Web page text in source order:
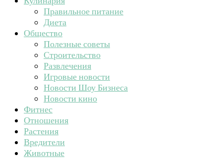
Правильное питание
Диета
Общество
Полезные советы
Строительство
Развлечения
Игровые новости
Новости Шоу Бизнеса
Новости кино
Фитнес
Отношения
Растения
Вредители
Животные